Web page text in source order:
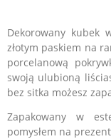
Dekorowany kubek
złotym paskiem na
porcelanową
swoją ulubioną
bez sitka możesz
Zapakowany w
pomysłem na